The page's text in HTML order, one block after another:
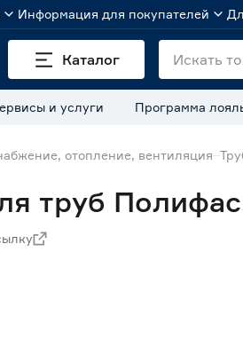
Информация для покупателей
Каталог
и услуги Программа
отопление, вентиляция
труб